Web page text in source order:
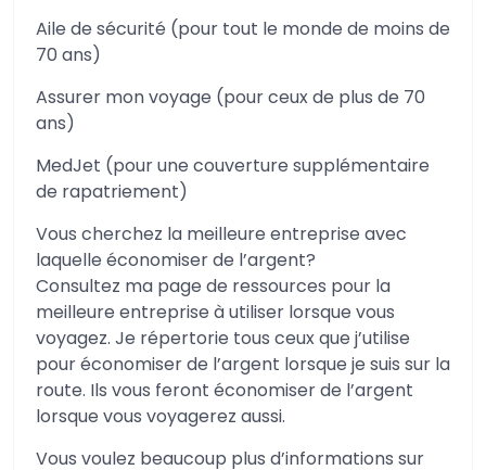
Aile de sécurité (pour tout le monde de moins de
70 ans)
Assurer mon voyage (pour ceux de plus de 70
ans)
MedJet (pour une couverture supplémentaire
de rapatriement)
Vous cherchez la meilleure entreprise avec
laquelle économiser de l’argent?
Consultez ma page de ressources pour la
meilleure entreprise à utiliser lorsque vous
voyagez. Je répertorie tous ceux que j’utilise
pour économiser de l’argent lorsque je suis sur la
route. Ils vous feront économiser de l’argent
lorsque vous voyagerez aussi.
Vous voulez beaucoup plus d’informations sur